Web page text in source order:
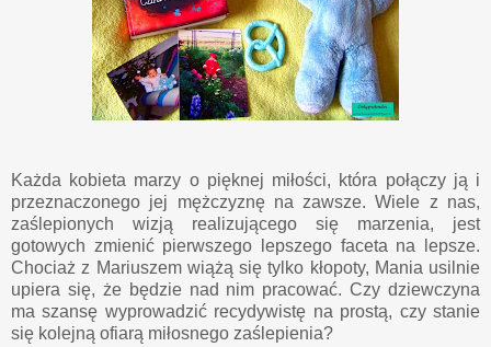
Każda kobieta marzy o pięknej miłości, która połączy ją i
przeznaczonego jej mężczyznę na zawsze. Wiele z nas,
zaślepionych wizją realizującego się marzenia, jest
gotowych zmienić pierwszego lepszego faceta na lepsze.
Chociaż z Mariuszem wiążą się tylko kłopoty, Mania usilnie
upiera się, że będzie nad nim pracować. Czy dziewczyna
ma szansę wyprowadzić recydywistę na prostą, czy stanie
się kolejną ofiarą miłosnego zaślepienia?